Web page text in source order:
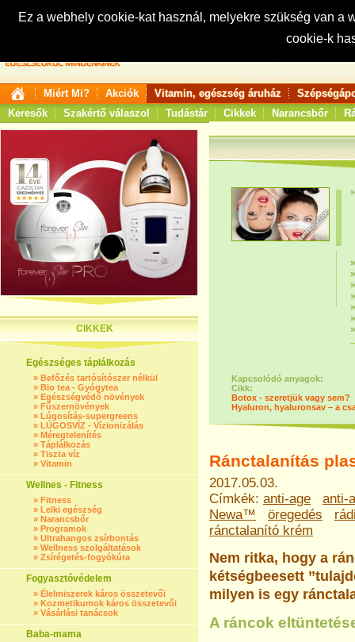
Ez a webhely cookie-kat használ, melyekre szükség van
cookie-k
Keresés:
Miért Mi? Akciók Vitamin, egészség áruház
Keresők
Szakértő válaszol Tudástár Cikkek Narancsbőr
CIKKEK
Egészséges táplálkozás
» Befőzés tartósítószer nélkül
» Bio tea - Gyógytea
» Egészségvédő növények
» Fűszernövények
» Lúgosítás-supergreens
» LÚGOSVÍZ - Vízionizálás
» Méregtelenítés
» Táplálkozás
» Tiszta víz
» Vitamin
Wellnes - Fitness
» Fitness
» Lelki egészség
» Narancsbőr
» Programok
» Ultrahangos zsírbontás
» Wellness szolgáltatások
» Zsírégetés-fogyókúra
Fogyasztóvédelem
» Élelmiszerek káros összetevői
» Kozmetikumok káros összetevői
» Vásárlási tanácsok
Baba-mama
Kapcsolódó anyagok:
Cikk:
Botox - szeretjük vagy sem?
Hyaluron, hyaluronsav – a
Ránctalanítás
2017.05.03.
Címkék: anti-age
anti-
Newa™
öregedés
ránctalanító krém
Nem ritka, hogy a
kétségbeesett
milyen is egy
A ráncok